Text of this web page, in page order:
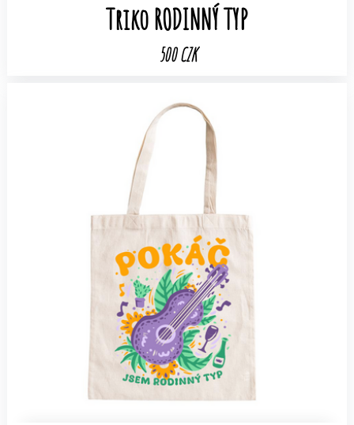
Triko RODINNÝ TYP
500 CZK